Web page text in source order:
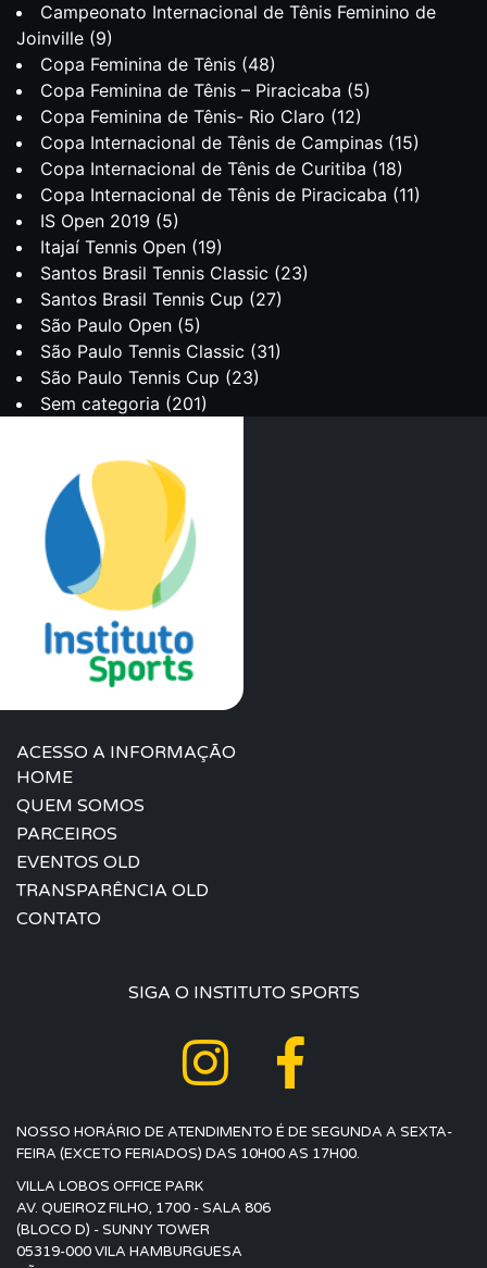
Campeonato Internacional de Tênis Feminino de
Joinville (9)
Copa Feminina de Tênis (48)
Copa Feminina de Tênis – Piracicaba (5)
Copa Feminina de Tênis- Rio Claro (12)
Copa Internacional de Tênis de Campinas (15)
Copa Internacional de Tênis de Curitiba (18)
Copa Internacional de Tênis de Piracicaba (11)
IS Open 2019 (5)
Itajaí Tennis Open (19)
Santos Brasil Tennis Classic (23)
Santos Brasil Tennis Cup (27)
São Paulo Open (5)
São Paulo Tennis Classic (31)
São Paulo Tennis Cup (23)
Sem categoria (201)
ACESSO A INFORMAÇÃO
HOME
QUEM SOMOS
PARCEIROS
EVENTOS OLD
TRANSPARÊNCIA OLD
CONTATO
SIGA O INSTITUTO SPORTS
NOSSO HORÁRIO DE ATENDIMENTO É DE SEGUNDA A SEXTA-
FEIRA (EXCETO FERIADOS) DAS 10H00 AS 17H00.
VILLA LOBOS OFFICE PARK
AV. QUEIROZ FILHO, 1700 - SALA 806
(BLOCO D) - SUNNY TOWER
05319-000 VILA HAMBURGUESA